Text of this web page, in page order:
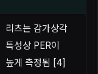
리츠는 감가상각
특성상 PER이
높게 측정됨 [4]